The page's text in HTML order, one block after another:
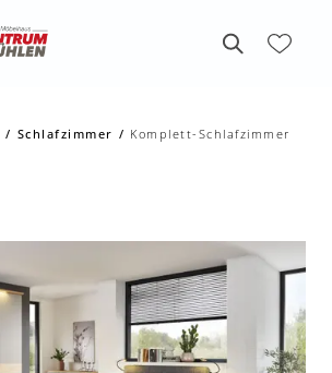
Schlafzimmer Komplett-Schlafzimmer